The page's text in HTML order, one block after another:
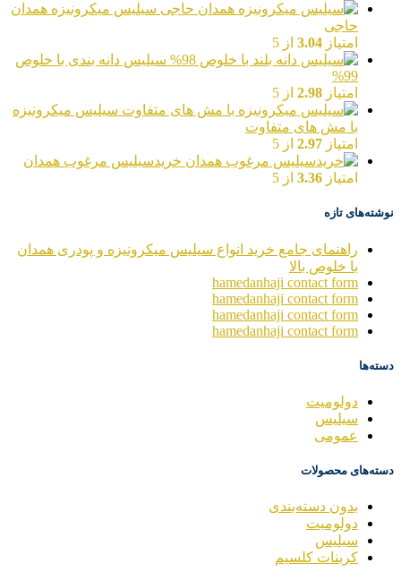
سیلیس میکرونیزه همدان
حاجی
امتیاز 3.04 از 5
سیلیس دانه بندی با خلوص
99%
امتیاز 2.98 از 5
سیلیس میکرونیزه
با مش های متفاوت
امتیاز 2.97 از 5
خریدسیلیس مرغوب همدان
امتیاز 3.36 از 5
نوشته‌های تازه
راهنمای جامع خرید انواع سیلیس میکرونیزه و پودری همدان
با خلوص بالا
hamedanhaji contact form
hamedanhaji contact form
hamedanhaji contact form
hamedanhaji contact form
دسته‌ها
دولومیت
سیلیس
عمومی
دسته‌های محصولات
بدون دسته‌بندی
دولومیت
سیلیس
کربنات کلسیم